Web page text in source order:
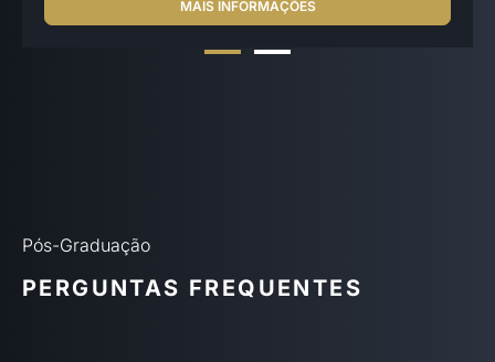
MAIS INFORMAÇÕES
Pós-Graduação
PERGUNTAS FREQUENTES